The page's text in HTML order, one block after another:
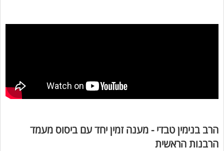
הרב בנימין טבדי - מענה זמין יחד עם ביסוס מעמד
הרבנות הראשית